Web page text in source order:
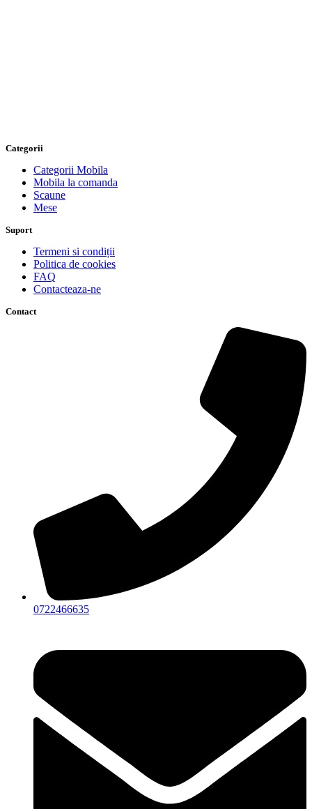
Categorii
Categorii Mobila
Mobila la comanda
Scaune
Mese
Suport
Termeni si condiții
Politica de cookies
FAQ
Contacteaza-ne
Contact
0722466635